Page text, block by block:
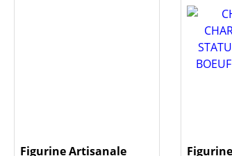
Figurine Artisanale